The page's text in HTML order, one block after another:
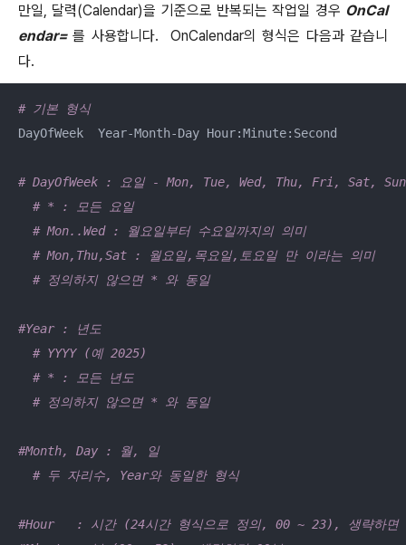
만일, 달력(Calendar)을 기준으로 반복되는 작업일 경우 OnCal
endar= 를 사용합니다. OnCalendar의 형식은 다음과 같습니
다.
# 기본 형식
DayOfWeek  Year-Month-Day Hour:Minute:Second
# DayOfWeek : 요일 - Mon, Tue, Wed, Thu, Fri, Sat,
# * : 모든 요일
# Mon..Wed : 월요일부터 수요일까지의 의미
# Mon,Thu,Sat : 월요일,목요일,토요일 만 이라는 의미
# 정의하지 않으면 * 와 동일
#Year : 년도
# YYYY (예 2025)
# * : 모든 년도
# 정의하지 않으면 * 와 동일
#Month, Day : 월, 일
# 두 자리수, Year와 동일한 형식
#Hour   : 시간 (24시간 형식으로 정의, 00 ~ 23), 생략하